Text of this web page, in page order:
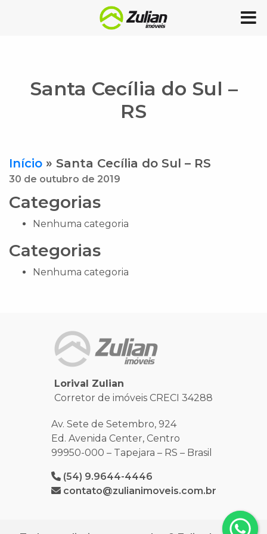
Santa Cecília do Sul –
RS
Início » Santa Cecília do Sul – RS
30 de outubro de 2019
Categorias
Nenhuma categoria
Categorias
Nenhuma categoria
Lorival Zulian
Corretor de imóveis CRECI 34288
Av. Sete de Setembro, 924
Ed. Avenida Center, Centro
99950-000 – Tapejara – RS – Brasil
(54) 9.9644-4446
contato@zulianimoveis.com.br